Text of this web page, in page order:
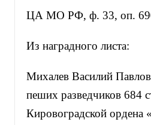
ЦА МО РФ, ф. 33, оп.
Из наградного листа:
Михалев Василий
пеших разведчиков 684
Кировоградской ордена